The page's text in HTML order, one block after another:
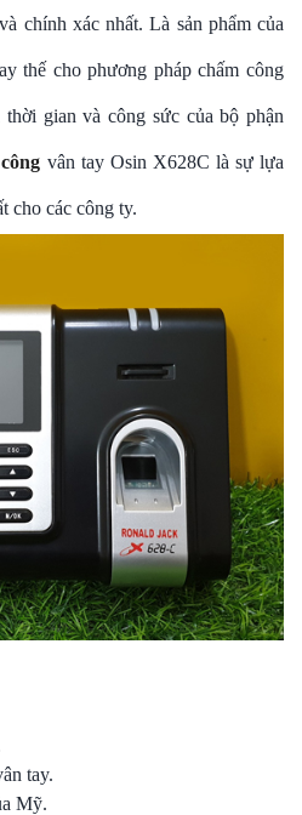
chính xác nhất. Là sản phẩm của
thế cho phương pháp chấm công
gian và công sức của bộ phận
vân tay Osin X628C là sự lựa
cho các công ty.
tay.
Mỹ.